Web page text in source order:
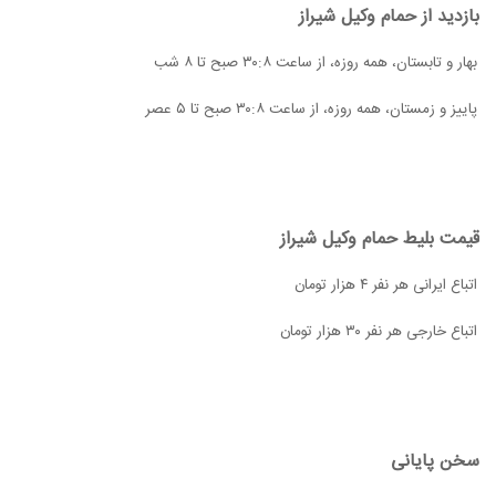
بازدید از حمام وکیل شیراز
بهار و تابستان، همه روزه، از ساعت ۸ :۳۰ صبح تا ۸ شب
پاییز و زمستان، همه روزه، از ساعت ۸ :۳۰ صبح تا ۵ عصر
قیمت بلیط حمام وکیل شیراز
اتباع ایرانی هر نفر ۴ هزار تومان
اتباع خارجی هر نفر ۳۰ هزار تومان
سخن پایانی